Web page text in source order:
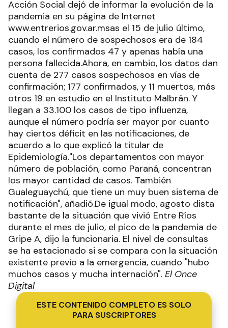
Acción Social dejó de informar la evolución de la
pandemia en su página de Internet
www.entrerios.gov.ar.msas el 15 de julio último,
cuando el número de sospechosos era de 184
casos, los confirmados 47 y apenas había una
persona fallecida.Ahora, en cambio, los datos dan
cuenta de 277 casos sospechosos en vías de
confirmación; 177 confirmados, y 11 muertos, más
otros 19 en estudio en el Instituto Malbrán. Y
llegan a 33.100 los casos de tipo influenza,
aunque el número podría ser mayor por cuanto
hay ciertos déficit en las notificaciones, de
acuerdo a lo que explicó la titular de
Epidemiología."Los departamentos con mayor
número de población, como Paraná, concentran
los mayor cantidad de casos. También
Gualeguaychú, que tiene un muy buen sistema de
notificación", añadió.De igual modo, agosto dista
bastante de la situación que vivió Entre Ríos
durante el mes de julio, el pico de la pandemia de
Gripe A, dijo la funcionaria. El nivel de consultas
se ha estacionado si se compara con la situación
existente previo a la emergencia, cuando "hubo
muchos casos y mucha internación". El Once
Digital
ESTE CONTENIDO COMPLETO ES SOLO
PARA SUSCRIPTORES